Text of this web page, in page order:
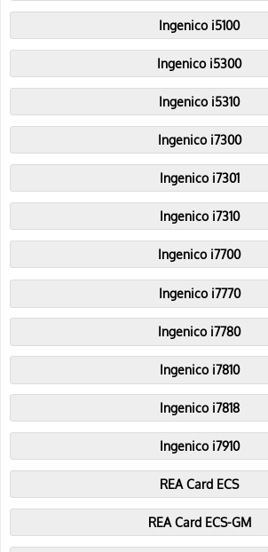
Ingenico i5100
Ingenico i5300
Ingenico i5310
Ingenico i7300
Ingenico i7301
Ingenico i7310
Ingenico i7700
Ingenico i7770
Ingenico i7780
Ingenico i7810
Ingenico i7818
Ingenico i7910
REA Card ECS
REA Card ECS-GM